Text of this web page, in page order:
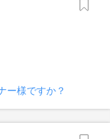
ー様ですか？